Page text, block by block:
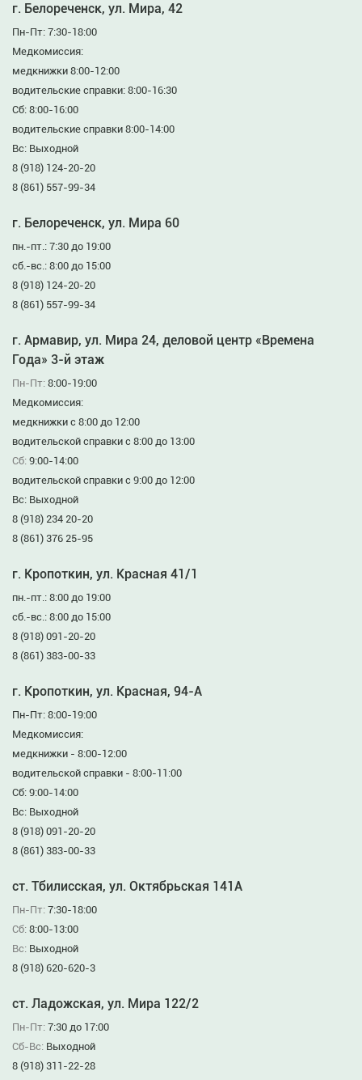
г. Белореченск, ул. Мира, 42
Пн-Пт: 7:30-18:00
Медкомиссия:
медкнижки 8:00-12:00
водительские справки: 8:00-16:30
Сб: 8:00-16:00
водительские справки 8:00-14:00
Вс: Выходной
8 (918) 124-20-20
8 (861) 557-99-34
г. Белореченск, ул. Мира 60
пн.-пт.: 7:30 до 19:00
сб.-вс.: 8:00 до 15:00
8 (918) 124-20-20
8 (861) 557-99-34
г. Армавир, ул. Мира 24, деловой центр «Времена
Года» 3-й этаж
Пн-Пт: 8:00-19:00
Медкомиссия:
медкнижки с 8:00 до 12:00
водительской справки с 8:00 до 13:00
Сб: 9:00-14:00
водительской справки с 9:00 до 12:00
Вс: Выходной
8 (918) 234 20-20
8 (861) 376 25-95
г. Кропоткин, ул. Красная 41/1
пн.-пт.: 8:00 до 19:00
сб.-вс.: 8:00 до 15:00
8 (918) 091-20-20
8 (861) 383-00-33
г. Кропоткин, ул. Красная, 94-А
Пн-Пт: 8:00-19:00
Медкомиссия:
медкнижки - 8:00-12:00
водительской справки - 8:00-11:00
Сб: 9:00-14:00
Вс: Выходной
8 (918) 091-20-20
8 (861) 383-00-33
ст. Тбилисская, ул. Октябрьская 141А
Пн-Пт: 7:30-18:00
Сб: 8:00-13:00
Вс: Выходной
8 (918) 620-620-3
ст. Ладожская, ул. Мира 122/2
Пн-Пт: 7:30 до 17:00
Сб-Вс: Выходной
8 (918) 311-22-28